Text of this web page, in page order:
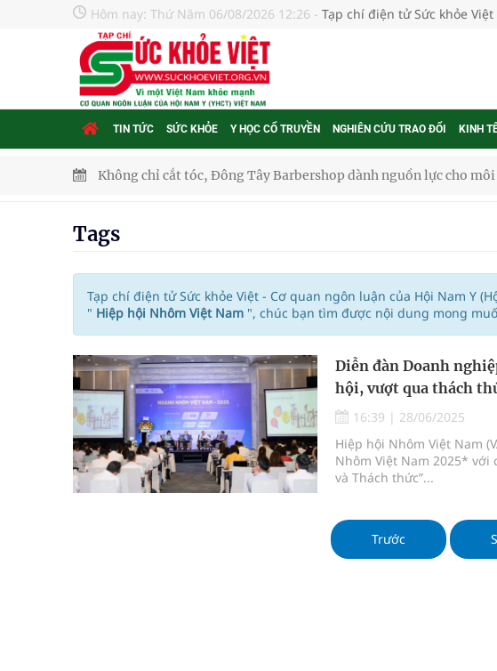
Hôm nay: Thứ Năm 06/08/2026 12:26 - Tạp chí điện tử Sức khỏe
TIN TỨC SỨC KHỎE Y HỌC CỔ TRUYỀN NGHIÊN CỨU TRAO ĐỔI KINH
Không chỉ cắt tóc, Đông Tây Barbershop dành nguồn lực cho
Ung thư thận: Nguy hiểm vì tiến triển quá âm thầm
Nhiều chuỗi hoạt động lớn được diễn ra tại Lễ hội sầu riêng 2026
Tiếp tục rà soát, triển khai các nhiệm vụ trong lĩnh vực cấp cứu,
Lâm Đồng: Quyết tâm đưa sân bay Liên Khương trở lại khai thác
Pháp luật – Sức khỏe – Doanh nghiệp: Tìm giải pháp tăng
mại
Ngày hoạt động đầu tiên, Bệnh viện Phụ sản Trung ương cơ sở 2
Tags
Tạp chí điện tử Sức khỏe Việt - Cơ quan ngôn luận của Hội Nam Y
" Hiệp hội Nhôm Việt Nam ", chúc bạn tìm được nội dung mong
Diễn đàn Doanh
hội, vượt qua thách
16:39 | 28/06/2025
Hiệp hội Nhôm Việt Nam
Nhôm Việt Nam 2025* với
và Thách thức”...
Trước